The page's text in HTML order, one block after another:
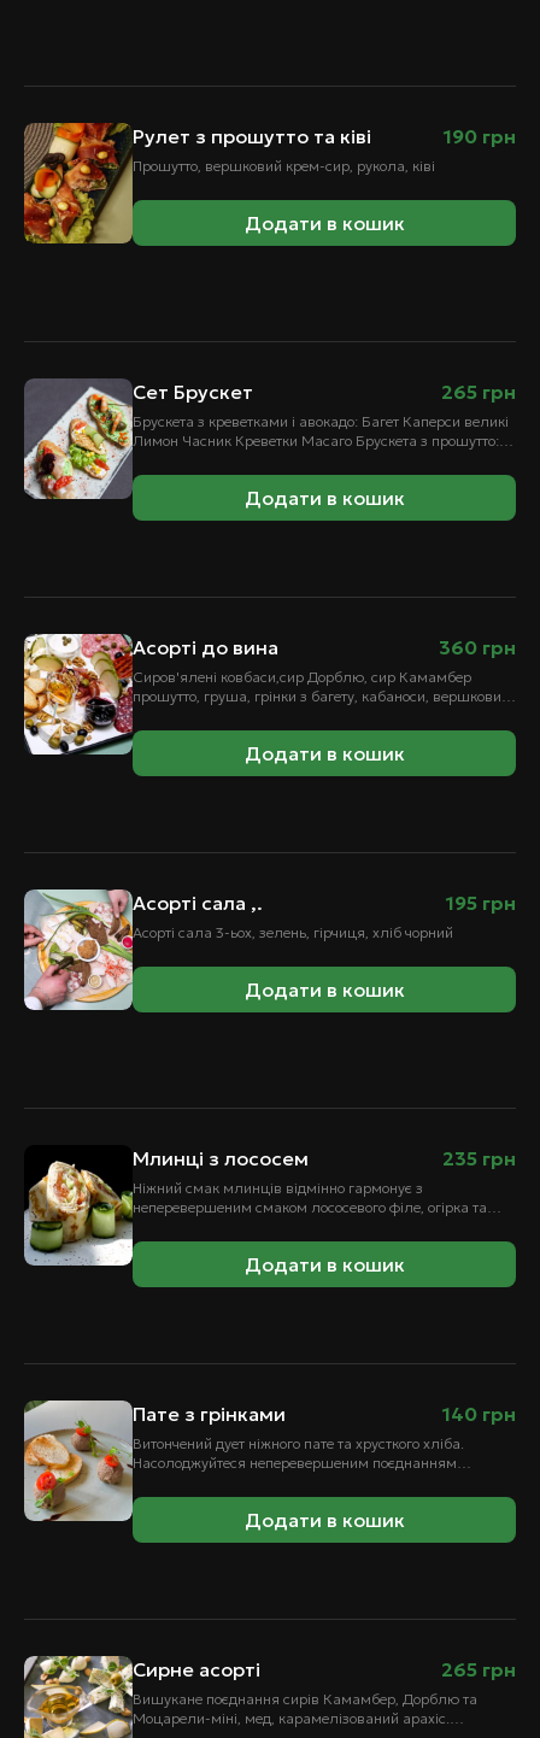
Рулет з прошутто та ківі 190 грн
Прошутто, вершковий крем-сир, рукола, ківі
Додати в кошик
Сет Брускет 265 грн
Брускета з креветками і авокадо: Багет Каперси великі
Лимон Часник Креветки Масаго Брускета з прошутто:
Додати в кошик
Асорті до вина 360 грн
Сиров'ялені ковбаси,сир Дорблю, сир Камамбер
прошутто, груша, грінки з багету, кабаноси, вершковий
мед.
Додати в кошик
Асорті сала ,. 195 грн
Асорті сала 3-ьох, зелень, гірчиця, хліб чорний
Додати в кошик
Млинці з лососем 235 грн
Ніжний смак млинців відмінно гармонує з
неперевершеним смаком лососевого філе, огірка та
вишуканості.
Додати в кошик
Пате з грінками 140 грн
Витончений дует ніжного пате та хрусткого хліба.
Насолоджуйтеся неперевершеним поєднанням
та ароматних грінок,…
Додати в кошик
Сирне асорті 265 грн
Вишукане поєднання сирів Камамбер, Дорблю та
Моцарели-міні, мед, карамелізований арахіс.